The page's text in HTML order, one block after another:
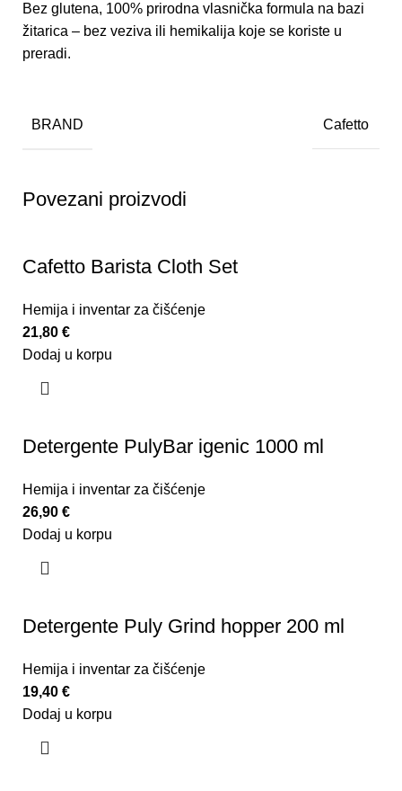
Bez glutena, 100% prirodna vlasnička formula na bazi
žitarica – bez veziva ili hemikalija koje se koriste u
preradi.
BRAND Cafetto
Povezani proizvodi
Cafetto Barista Cloth Set
Hemija i inventar za čišćenje
21,80 €
Dodaj u korpu
Detergente PulyBar igenic 1000 ml
Hemija i inventar za čišćenje
26,90 €
Dodaj u korpu
Detergente Puly Grind hopper 200 ml
Hemija i inventar za čišćenje
19,40 €
Dodaj u korpu